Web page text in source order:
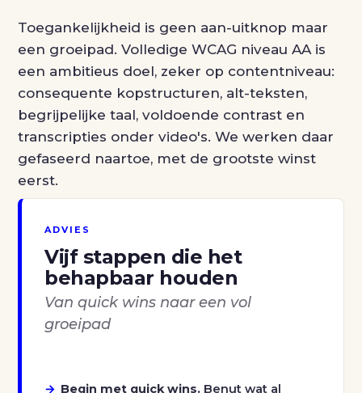
Toegankelijkheid is geen aan-uitknop maar
een groeipad. Volledige WCAG niveau AA is
een ambitieus doel, zeker op contentniveau:
consequente kopstructuren, alt-teksten,
begrijpelijke taal, voldoende contrast en
transcripties onder video's. We werken daar
gefaseerd naartoe, met de grootste winst
eerst.
ADVIES
Vijf stappen die het
behapbaar houden
Van quick wins naar een vol
groeipad
Begin met quick wins. Benut wat al